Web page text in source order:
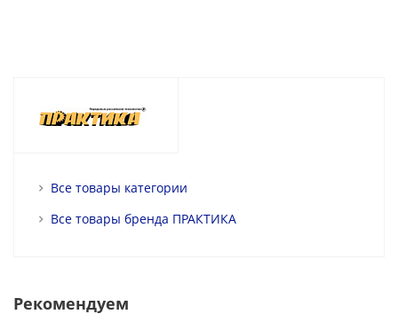
Все товары категории
Все товары бренда ПРАКТИКА
Рекомендуем